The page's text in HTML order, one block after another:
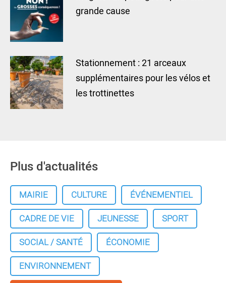
grande cause
Stationnement : 21 arceaux
supplémentaires pour les vélos et
les trottinettes
Plus d'actualités
MAIRIE CULTURE
ÉVÉNEMENTIEL
CADRE DE VIE
JEUNESSE
SPORT
SOCIAL / SANTÉ
ÉCONOMIE
ENVIRONNEMENT